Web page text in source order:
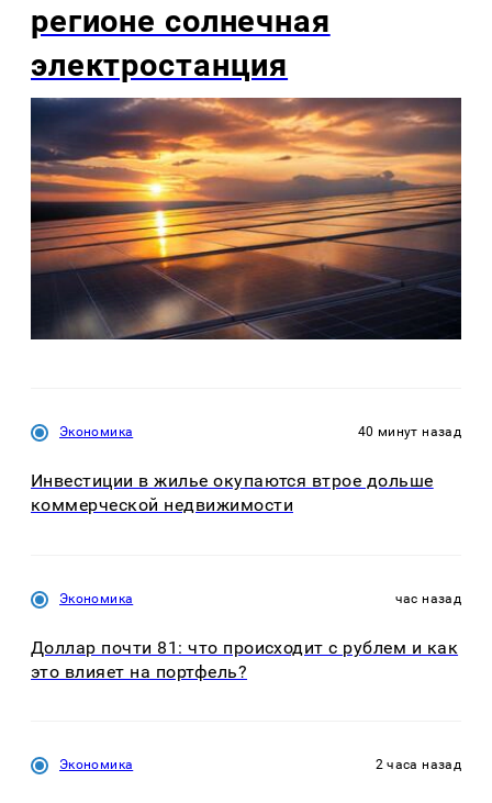
регионе солнечная
электростанция
Экономика 40 минут назад
Инвестиции в жилье окупаются втрое дольше
коммерческой недвижимости
Экономика час назад
Доллар почти 81: что происходит с рублем и как
это влияет на портфель?
Экономика 2 часа назад